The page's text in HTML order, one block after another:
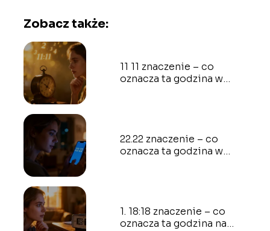
Zobacz także:
11 11 znaczenie – co
oznacza ta godzina w
22.22 znaczenie – co
oznacza ta godzina w
1. 18:18 znaczenie – co
oznacza ta godzina na